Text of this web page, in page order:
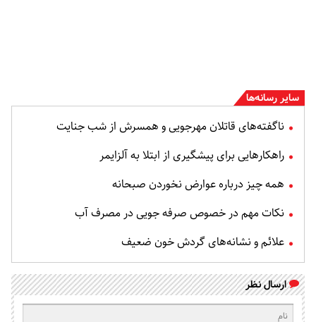
سایر رسانه‌ها
ناگفته‌های قاتلان مهرجویی و همسرش از شب جنایت
راهکارهایی برای پیشگیری از ابتلا به آلزایمر
همه چیز درباره عوارض نخوردن صبحانه
نکات مهم در خصوص صرفه جویی در مصرف آب
علائم و نشانه‌های گردش خون ضعیف
ارسال نظر